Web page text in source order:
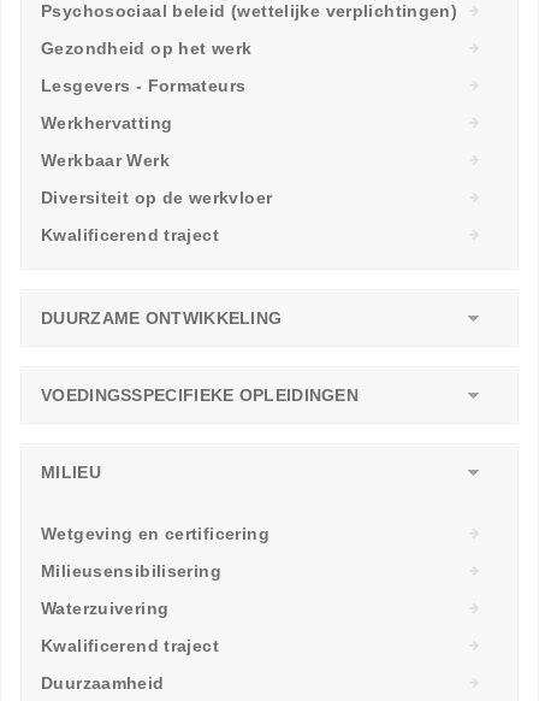
Psychosociaal beleid (wettelijke verplichtingen)
Gezondheid op het werk
Lesgevers - Formateurs
Werkhervatting
Werkbaar Werk
Diversiteit op de werkvloer
Kwalificerend traject
DUURZAME ONTWIKKELING
VOEDINGSSPECIFIEKE OPLEIDINGEN
MILIEU
Wetgeving en certificering
Milieusensibilisering
Waterzuivering
Kwalificerend traject
Duurzaamheid